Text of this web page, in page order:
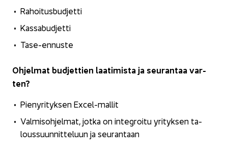
Ra­hoi­tus­bud­jet­ti
Kas­sa­bud­jet­ti
Tase-​ennuste
Oh­jel­mat bud­jet­tien laa­ti­mis­ta ja seu­ran­taa var­
ten?
Pie­ny­ri­tyk­sen Excel-​mallit
Val­mis­oh­jel­mat, jotka on in­tegroi­tu yri­tyk­sen ta­
lous­suun­nit­te­luun ja seu­ran­taan